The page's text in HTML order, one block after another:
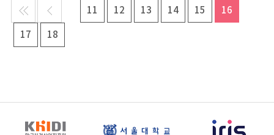
11 12 13 14 15 16
17 18